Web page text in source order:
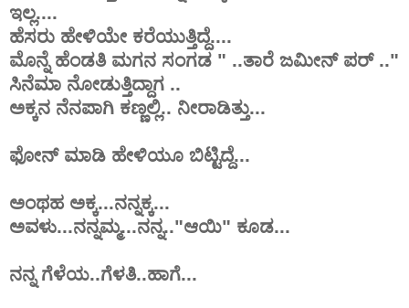
ಇಲ್ಲ....
ಹೆಸರು ಹೇಳಿಯೇ ಕರೆಯುತ್ತಿದ್ದೆ....
ಮೊನ್ನೆ ಹೆಂಡತಿ ಮಗನ ಸಂಗಡ " ..ತಾರೆ ಜಮೀನ್ ಪರ್ .."
ಸಿನೆಮಾ ನೋಡುತ್ತಿದ್ದಾಗ ..
ಅಕ್ಕನ ನೆನಪಾಗಿ ಕಣ್ಣಲ್ಲಿ.. ನೀರಾಡಿತ್ತು...
ಫೋನ್ ಮಾಡಿ ಹೇಳಿಯೂ ಬಿಟ್ಟಿದ್ದೆ...
ಅಂಥಹ ಅಕ್ಕ...ನನ್ನಕ್ಕ...
ಅವಳು...ನನ್ನಮ್ಮ...ನನ್ನ.."ಆಯಿ" ಕೂಡ...
ನನ್ನ ಗೆಳೆಯ..ಗೆಳತಿ..ಹಾಗೆ...